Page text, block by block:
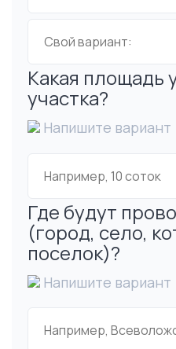
Какая площадь
участка?
Напишите вариант
Где будут
(город, село,
поселок)?
Напишите вариант